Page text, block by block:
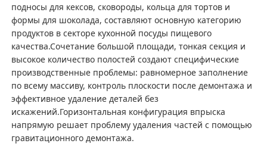
Главная страница
подносы для кексов, сковороды, кольца для тортов и
формы для шоколада, составляют основную категорию
продуктов в секторе кухонной посуды пищевого
качества.Сочетание большой площади, тонкая секция и
высокое количество полостей создают специфические
производственные проблемы: равномерное заполнение
по всему массиву, контроль плоскости после демонтажа и
эффективное удаление деталей без
искажений.Горизонтальная конфигурация впрыска
напрямую решает проблему удаления частей с помощью
гравитационного демонтажа.